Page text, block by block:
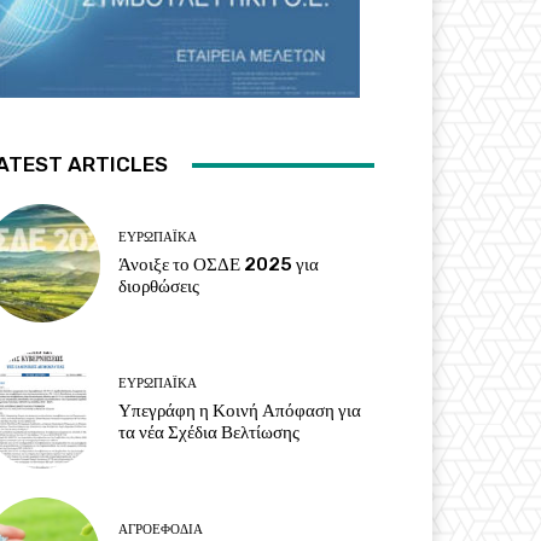
ARTICLES
ΕΥΡΩΠΑΪΚΆ
Άνοιξε το ΟΣΔΕ 2025 για
διορθώσεις
ΕΥΡΩΠΑΪΚΆ
Υπεγράφη η Κοινή Απόφαση για
τα νέα Σχέδια Βελτίωσης
ΑΓΡΟΕΦΌΔΙΑ